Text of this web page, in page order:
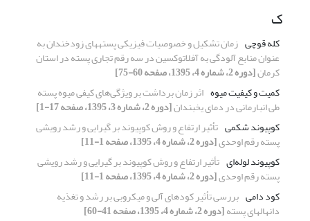
ک
کله قوچی زمان تشکیل و خصوصیات فیزیکی پستههای زودخندان به
عنوان منابع آلودگی به آفلاتوکسین در سه رقم تجاری پسته در استان
کرمان[دوره 2، شماره 4، 1395، صفحه 60-75]
کمیت و کیفیت میوه اثر زمان برداشت بر ویژگی‌های کیفی میوه پسته
طی انبارمانی در دمای یخبندان[دوره 2، شماره 3، 1395، صفحه 17-1]
کوپیوند شکمی تأثیر ارتفاع و روش کوپیوند بر گیرایی و رشد رویشی
پسته رقم اوحدی[دوره 2، شماره 4، 1395، صفحه 1-11]
کوپیوند لوله‌ای تأثیر ارتفاع و روش کوپیوند بر گیرایی و رشد رویشی
پسته رقم اوحدی[دوره 2، شماره 4، 1395، صفحه 1-11]
کود دامی بررسی تأثیر کودهای آلی و میکروبی بر رشد و تغذیه
دانهالهای پسته[دوره 2، شماره 4، 1395، صفحه 41-60]